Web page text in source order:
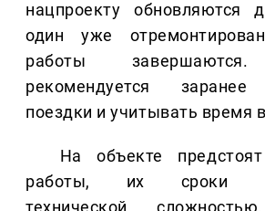
нацпроекту обновляются
один уже
работы завершаются.
рекомендуется заранее
поездки и учитывать время
На объекте
работы, их сроки
технической